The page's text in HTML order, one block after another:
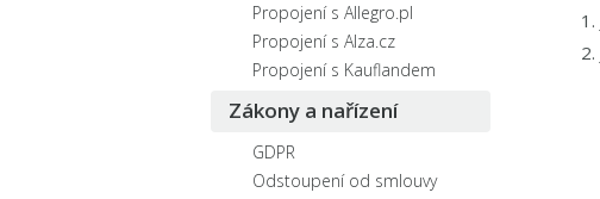
Propojení s Allegro.pl
Propojení s Alza.cz
Propojení s Kauflandem
Zákony a nařízení
GDPR
Odstoupení od smlouvy